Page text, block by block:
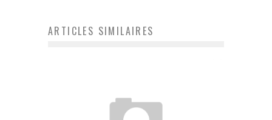
ARTICLES SIMILAIRES